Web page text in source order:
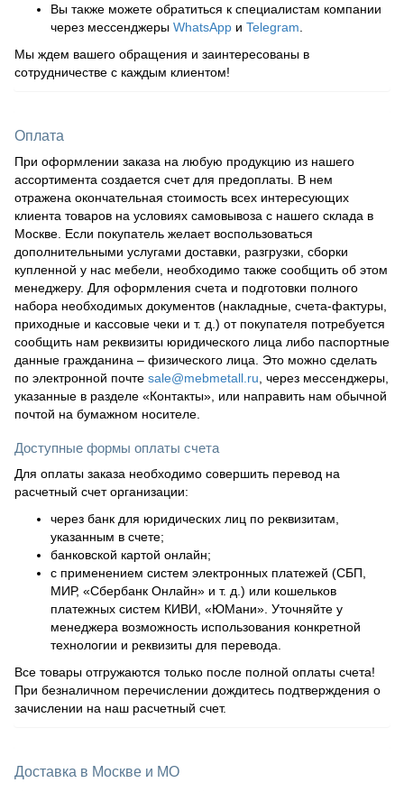
Вы также можете обратиться к специалистам компании
через мессенджеры WhatsApp и Telegram
Мы ждем вашего обращения и заинтересованы в
сотрудничестве с каждым клиентом!
Оплата
При оформлении заказа на любую продукцию из нашего
ассортимента создается счет для предоплаты. В нем
отражена окончательная стоимость всех интересующих
клиента товаров на условиях самовывоза с нашего склада в
Москве. Если покупатель желает воспользоваться
дополнительными услугами доставки, разгрузки, сборки
купленной у нас мебели, необходимо также сообщить об этом
менеджеру. Для оформления счета и подготовки полного
набора необходимых документов (накладные, счета-фактуры,
приходные и кассовые чеки и т. д.) от покупателя потребуется
сообщить нам реквизиты юридического лица либо паспортные
данные гражданина – физического лица. Это можно сделать
по электронной почте sale@mebmetall.ru , через мессенджеры,
указанные в разделе «Контакты», или направить нам обычной
почтой на бумажном носителе.
Доступные формы оплаты счета
Для оплаты заказа необходимо совершить перевод на
расчетный счет организации:
через банк для юридических лиц по реквизитам,
указанным в счете;
банковской картой онлайн;
с применением систем электронных платежей (СБП,
МИР, «Сбербанк Онлайн» и т. д.) или кошельков
платежных систем КИВИ, «ЮМани». Уточняйте у
менеджера возможность использования конкретной
технологии и реквизиты для перевода.
Все товары отгружаются только после полной оплаты счета!
При безналичном перечислении дождитесь подтверждения о
зачислении на наш расчетный счет.
Доставка в Москве и МО